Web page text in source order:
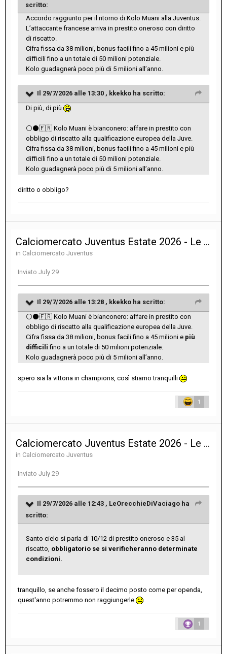
scritto:
Accordo raggiunto per il ritorno di Kolo Muani alla Juventus.
L’attaccante francese arriva in prestito oneroso con diritto
di riscatto.
Cifra fissa da 38 milioni, bonus facili fino a 45 milioni e più
difficili fino a un totale di 50 milioni potenziale.
Kolo guadagnerà poco più di 5 milioni all’anno.
Il 29/7/2026 alle 13:30 , kkekko ha scritto:
Di più, di più
⚪⚫🇫🇷 Kolo Muani è bianconero: affare in prestito con
obbligo di riscatto alla qualificazione europea della Juve.
Cifra fissa da 38 milioni, bonus facili fino a 45 milioni e più
difficili fino a un totale di 50 milioni potenziale.
Kolo guadagnerà poco più di 5 milioni all’anno.
diritto o obbligo?
Calciomercato Juventus Estate 2026 - Le notizie sulle trattative
in Calciomercato Juventus
Inviato July 29
Il 29/7/2026 alle 13:28 , kkekko ha scritto:
⚪⚫🇫🇷 Kolo Muani è bianconero: affare in prestito con
obbligo di riscatto alla qualificazione europea della Juve.
Cifra fissa da 38 milioni, bonus facili fino a 45 milioni e più
difficili fino a un totale di 50 milioni potenziale.
Kolo guadagnerà poco più di 5 milioni all’anno.
spero sia la vittoria in champions, così stiamo tranquilli
1
Calciomercato Juventus Estate 2026 - Le notizie sulle trattative
in Calciomercato Juventus
Inviato July 29
Il 29/7/2026 alle 12:43 , LeOrecchieDiVaciago ha
scritto:
Santo cielo si parla di 10/12 di prestito oneroso e 35 al
riscatto, obbligatorio se si verificheranno determinate
condizioni.
tranquillo, se anche fossero il decimo posto come per openda,
quest'anno potremmo non raggiungerle
1